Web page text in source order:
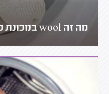
מה זה wool במכונת כביסה?